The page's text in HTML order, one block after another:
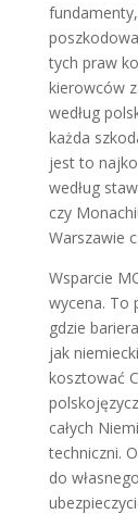
tych praw
kierowców
według
każda
jest to
według
czy
Warszawie
Wsparcie
wycena. To
gdzie
jak
kosztować
całych
techniczni.
do